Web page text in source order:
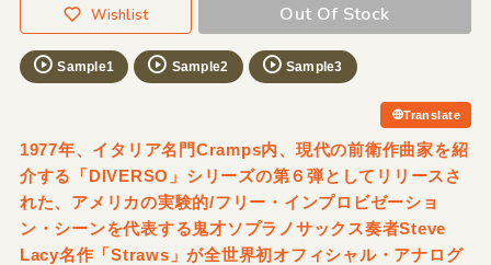
Wishlist Out Of Stock
Sample1 Sample2 Sample3
Translate
1977年、イタリア名門Cramps内、現代の前衛作曲家を紹
介する「DIVERSO」シリーズの第６弾としてリリースさ
れた、アメリカの実験的/フリー・インプロビゼーショ
ン・シーンを代表する鬼才ソプラノサックス奏者Steve
Lacy名作「Straws」が全世界初オフィシャル・アナログ